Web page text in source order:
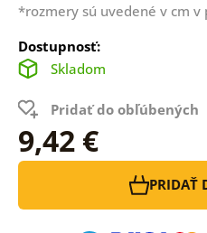
*rozmery sú uvedené v cm v
Dostupnosť:
Skladom
Pridať do obľúbených
9,42 €
PRIDAŤ